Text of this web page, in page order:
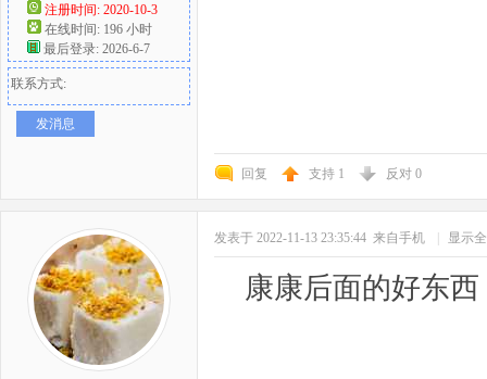
注册时间: 2020-10-3
在线时间: 196 小时
最后登录: 2026-6-7
联系方式:
发消息
回复 支持 1 反对 0
发表于 2022-11-13 23:35:44 来自手机 显示
康康后面的好东